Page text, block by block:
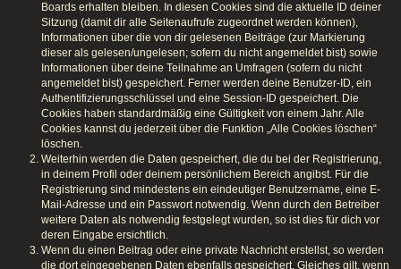
Boards erhalten bleiben. In diesen Cookies sind die aktuelle ID deiner
Sitzung (damit dir alle Seitenaufrufe zugeordnet werden können),
Informationen über die von dir gelesenen Beiträge (zur Markierung
dieser als gelesen/ungelesen; sofern du nicht angemeldet bist) sowie
Informationen über deine Teilnahme an Umfragen (sofern du nicht
angemeldet bist) gespeichert. Ferner werden deine Benutzer-ID, ein
Authentifizierungsschlüssel und eine Session-ID gespeichert. Die
Cookies haben standardmäßig eine Gültigkeit von einem Jahr. Alle
Cookies kannst du jederzeit über die Funktion „Alle Cookies löschen“
löschen.
Weiterhin werden die Daten gespeichert, die du bei der Registrierung,
in deinem Profil oder deinem persönlichem Bereich angibst. Für die
Registrierung sind mindestens ein eindeutiger Benutzername, eine E-
Mail-Adresse und ein Passwort notwendig. Wenn durch den Betreiber
weitere Daten als notwendig festgelegt wurden, so ist dies für dich vor
deren Eingabe ersichtlich.
Wenn du einen Beitrag oder eine private Nachricht erstellst, so werden
die dort eingegebenen Daten ebenfalls gespeichert. Gleiches gilt, wenn